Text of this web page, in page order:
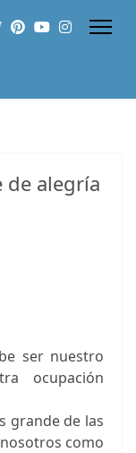
de alegría
ser nuestro
ocupación
grande de las
como